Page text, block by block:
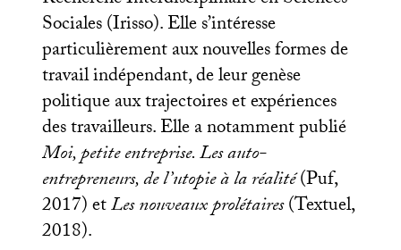
Sociales (Irisso). Elle s’intéresse
particulièrement aux nouvelles formes de
travail indépendant, de leur genèse
politique aux trajectoires et expériences
des travailleurs. Elle a notamment publié
Moi, petite entreprise. Les auto-
entrepreneurs, de l’utopie à la réalité(Puf,
2017) etLes nouveaux prolétaires(Textuel,
2018).